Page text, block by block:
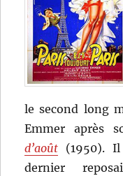
le second long
Emmer après
d’août (1950).
dernier